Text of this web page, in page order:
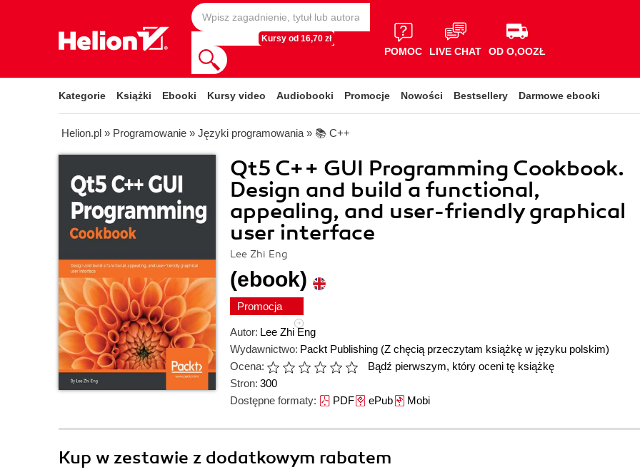
Kursy od 16,70 zł
POMOC LIVE CHAT OD O,OOZŁ
Kategorie Książki Ebooki Kursy video Audiobooki Promocje Nowości Bestsellery Darmowe ebooki
Helion.pl » Programowanie » Języki programowania » 📚 C++
Qt5 C++ GUI Programming Cookbook.
Design and build a functional,
appealing, and user-friendly graphical
user interface
Lee Zhi Eng
(ebook)
Promocja
Autor: Lee Zhi Eng
Wydawnictwo: Packt Publishing (Z chęcią przeczytam książkę w języku polskim)
Ocena:
Bądź pierwszym, który oceni tę książkę
Stron: 300
Dostępne formaty: PDFePubMobi
Kup w zestawie z dodatkowym rabatem